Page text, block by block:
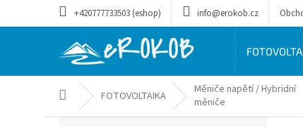
+420777733503 (eshop) info@erokob.cz
Domů FOTOVOLTAIKA
Měniče napětí / Hybridní
měniče